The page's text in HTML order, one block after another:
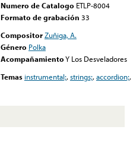
Numero de Catalogo ETLP-8004
Formato de grabación 33
CompositorZuñiga, A.
Género Polka
AcompañamientoY Los Desveladores
Temas instrumental;,strings;,accordion;,